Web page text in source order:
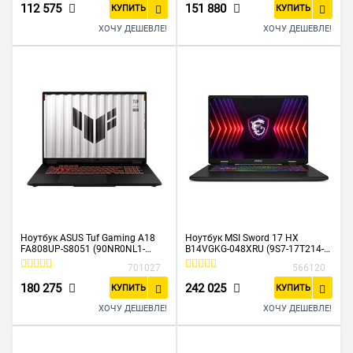
ОС коричневый
112 575 КУПИТЬ
ХОЧУ ДЕШЕВЛЕ!
151 880 КУПИТЬ
ХОЧУ ДЕШЕВЛЕ!
Ноутбук ASUS Tuf Gaming A18
FA808UP-S8051 (90NR0NL1-
M002U0-DOS) 18" FHD+ IPS 300N
144Hz/R7-260/32GB/1TB
SSD/RTX 5070 8GB/DOS/Jaeger
Gray
701027
180 275 КУПИТЬ
ХОЧУ ДЕШЕВЛЕ!
Ноутбук MSI Sword 17 HX
B14VGKG-048XRU (9S7-17T214-
048) Core i9 14900HX 16Gb
SSD1Tb GeForce RTX4070 8Gb
17" IPS QHD+ (2560x1600) noOS
grey space
566120
242 025 КУПИТЬ
ХОЧУ ДЕШЕВЛЕ!